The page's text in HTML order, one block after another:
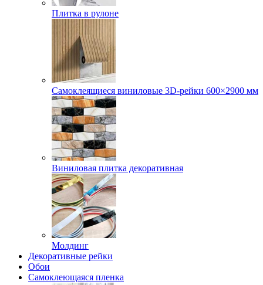
Плитка в рулоне
Самоклеящиеся виниловые 3D‑рейки 600×2900 мм
Виниловая плитка декоративная
Молдинг
Декоративные рейки
Обои
Самоклеющаяся пленка